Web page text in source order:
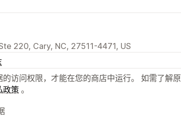
220, Cary, NC, 27511-4471, US
访问权限，才能在您的商店中运行。 如需了解原
政策 。